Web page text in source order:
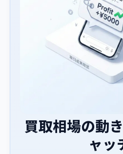
買取相場の動
ャッ